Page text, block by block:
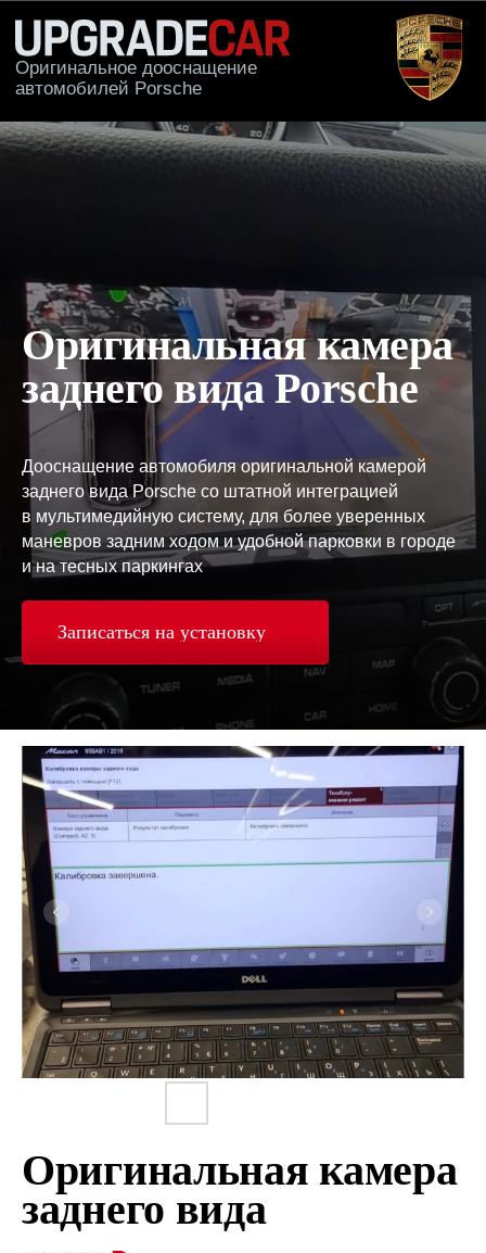
Оригинальное дооснащение
автомобилей Porsche
КАТАЛОГ ПРИМЕРЫ
Оригинальная камера
заднего вида Porsche
Дооснащение автомобиля оригинальной камерой
заднего вида Porsche со штатной интеграцией
в мультимедийную систему, для более уверенных
маневров задним ходом и удобной парковки в городе
и на тесных паркингах​
Записаться на установку
Оригинальная камера
заднего вида